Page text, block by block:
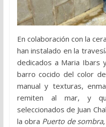
En colaboración con la
han instalado en la
dedicados a Maria Ibars
barro cocido del color
manual y texturas,
remiten al mar, y
seleccionados de Juan
la obra Puerto de sombra